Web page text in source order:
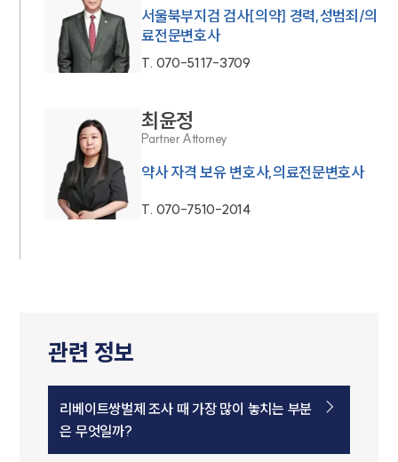
서울북부지검 검사[의약] 경력,성범죄/의
료전문변호사
T. 070-5117-3709
최윤정
Partner Attorney
약사 자격 보유 변호사,의료전문변호사
T. 070-7510-2014
관련 정보
리베이트쌍벌제 조사 때 가장 많이 놓치는 부분
은 무엇일까?